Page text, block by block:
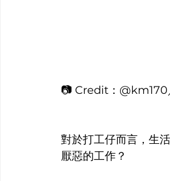
📷 Credit：
對於打工仔而言，生
厭惡的工作？